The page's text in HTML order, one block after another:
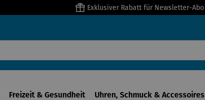
Exklusiver Rabatt für Newsletter-Abo
Freizeit & Gesundheit Uhren, Schmuck & Accessoires